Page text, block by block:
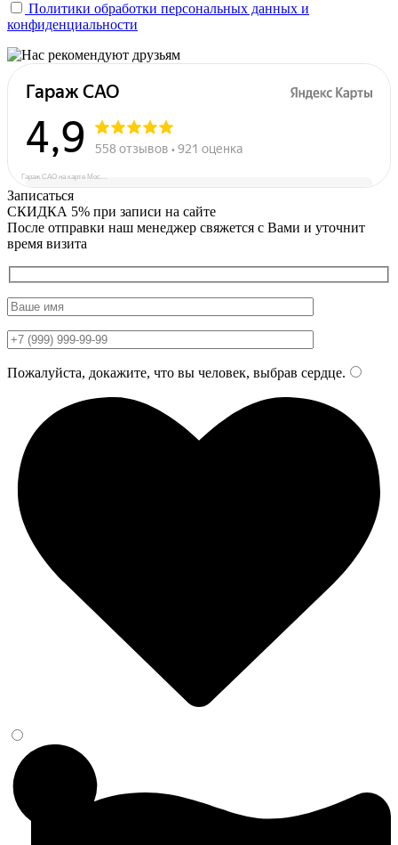
Политики обработки персональных данных и
конфиденциальности
Записаться
СКИДКА 5% при записи на сайте
После отправки наш менеджер свяжется с Вами и уточнит
время визита
Пожалуйста, докажите, что вы человек, выбрав сердце.